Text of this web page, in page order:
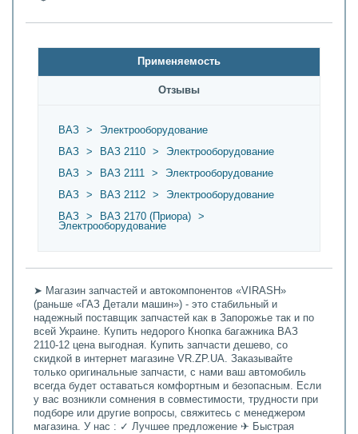
Применяемость
Oтзывы
ВАЗ >
Электрооборудование
ВАЗ
> ВАЗ 2110 >
Электрооборудование
ВАЗ
> ВАЗ 2111 >
Электрооборудование
ВАЗ
> ВАЗ 2112 >
Электрооборудование
ВАЗ
> ВАЗ 2170 (Приора)
>
Электрооборудование
➤ Магазин запчастей и автокомпонентов «VIRASH»
(раньше «ГАЗ Детали машин») - это стабильный и
надежный поставщик запчастей как в Запорожье так и по
всей Украине. Купить недорого Кнопка багажника ВАЗ
2110-12 цена выгодная. Купить запчасти дешево, со
скидкой в интернет магазине VR.ZP.UA. Заказывайте
только оригинальные запчасти, с нами ваш автомобиль
всегда будет оставаться комфортным и безопасным. Если
у вас возникли сомнения в совместимости, трудности при
подборе или другие вопросы, свяжитесь с менеджером
магазина. У нас : ✓ Лучшее предложение ✈ Быстрая